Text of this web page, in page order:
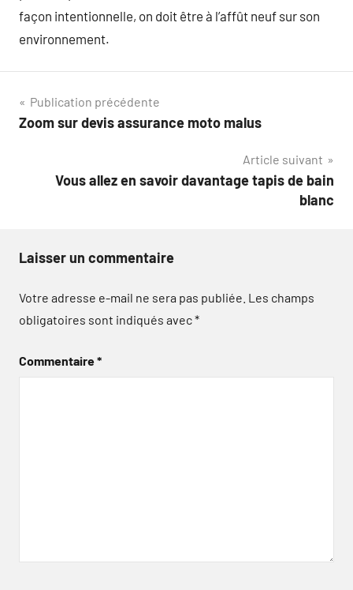
façon intentionnelle, on doit être à l’affût neuf sur son
environnement.
Navigation
de
Publication précédente
Zoom sur devis assurance moto malus
Article suivant
Vous allez en savoir davantage tapis de bain
blanc
Laisser un commentaire
Votre adresse e-mail ne sera pas publiée. Les champs
obligatoires sont indiqués avec*
Commentaire*